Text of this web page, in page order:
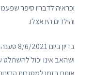
וכראיה לדבריו סיפר
והילדים היו אצלו.
בדיון
ושהאב אינו יכול